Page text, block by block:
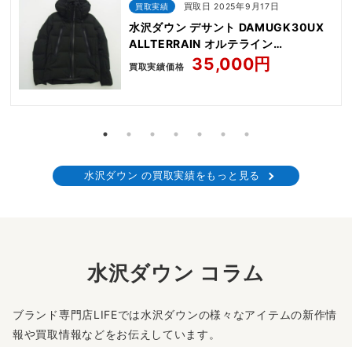
買取実績 買取日 2025年9月17日
水沢ダウン デサント DAMUGK30UX
ALLTERRAIN オルテライン
MOUNTAINEER マウンテニア ダウン
買取実績価格 35,000円
水沢ダウン の買取実績をもっと見る
水沢ダウン コラム
ブランド専門店LIFEでは水沢ダウンの様々なアイテムの新作情
報や買取情報などをお伝えしています。